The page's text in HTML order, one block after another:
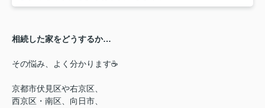
相続した家をどうするか…
その悩み、よく分かります☕
京都市伏見区や右京区、
西京区・南区、向日市、